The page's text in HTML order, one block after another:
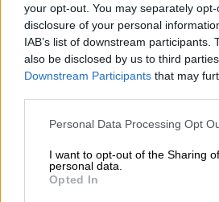
your opt-out. You may separately
disclosure of your personal
IAB’s list of downstream participants.
also be disclosed by us to third
Downstream Participants that may
Personal Data Processing Opt
I want to opt-out of the Sharing
personal data.
Opted In
odpowiedzialny
02-460
https://
Pomoc